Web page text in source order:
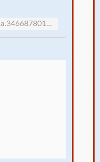
https://www.facebook.com/media/set?vanity=Gardentc.fr&set=a.3466878013356331